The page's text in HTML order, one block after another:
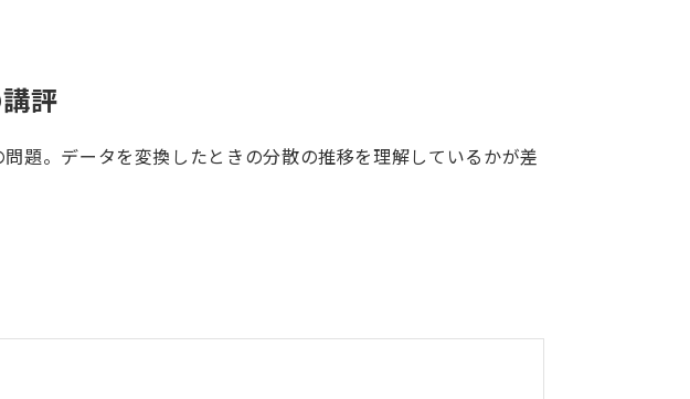
評
題。データを変換したときの分散の推移を理解しているかが差